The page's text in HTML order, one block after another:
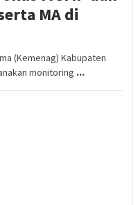
MA di
(Kemenag) Kabupaten
monitoring ...